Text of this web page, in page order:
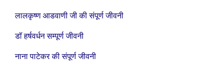
लालकृष्ण आडवाणी जी की संपूर्ण जीवनी
डॉ हर्षवर्धन सम्पूर्ण जीवनी
नाना पाटेकर की संपूर्ण जीवनी